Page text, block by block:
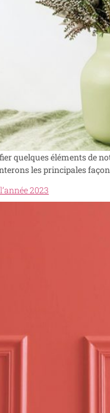
quelques éléments
les principales
2023